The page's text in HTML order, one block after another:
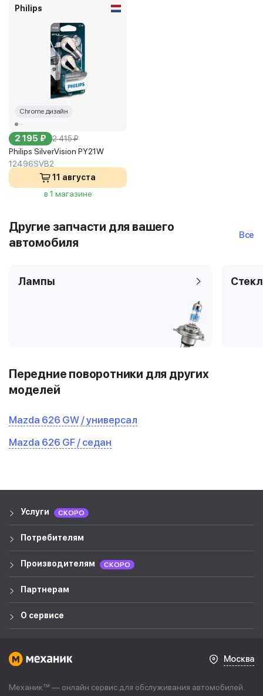
Philips
Chrome дизайн
2 195 ₽ 2 415 ₽
Philips SilverVision PY21W
12496SVB2
11 августа
в 1 магазине
Другие запчасти для вашего
автомобиля
Все
Лампы
Передние поворотники для других
моделей
Mazda 626 GW / универсал
Mazda 626 GF / седан
Услуги СКОРО
Потребителям
Производителям СКОРО
Партнерам
О сервисе
Москва
Механик™ — онлайн сервис для обслуживания автомобилей.